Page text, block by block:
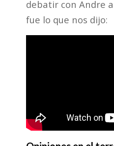
debatir con Andre
fue lo que nos dijo: